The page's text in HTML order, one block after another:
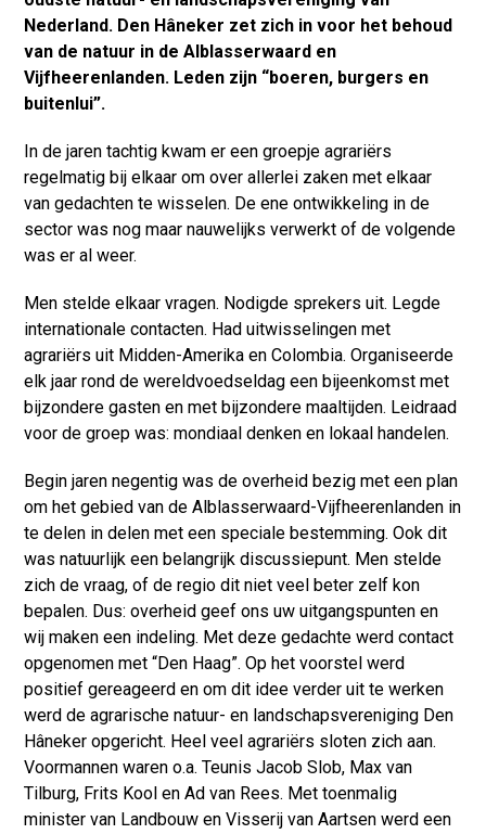
Nederland. Den Hâneker zet zich in voor het behoud
van de natuur in de Alblasserwaard en
Vijfheerenlanden. Leden zijn “boeren, burgers en
buitenlui”.
In de jaren tachtig kwam er een groepje agrariërs
regelmatig bij elkaar om over allerlei zaken met elkaar
van gedachten te wisselen. De ene ontwikkeling in de
sector was nog maar nauwelijks verwerkt of de volgende
was er al weer.
Men stelde elkaar vragen. Nodigde sprekers uit. Legde
internationale contacten. Had uitwisselingen met
agrariërs uit Midden-Amerika en Colombia. Organiseerde
elk jaar rond de wereldvoedseldag een bijeenkomst met
bijzondere gasten en met bijzondere maaltijden. Leidraad
voor de groep was: mondiaal denken en lokaal handelen.
Begin jaren negentig was de overheid bezig met een plan
om het gebied van de Alblasserwaard-Vijfheerenlanden in
te delen in delen met een speciale bestemming. Ook dit
was natuurlijk een belangrijk discussiepunt. Men stelde
zich de vraag, of de regio dit niet veel beter zelf kon
bepalen. Dus: overheid geef ons uw uitgangspunten en
wij maken een indeling. Met deze gedachte werd contact
opgenomen met “Den Haag”. Op het voorstel werd
positief gereageerd en om dit idee verder uit te werken
werd de agrarische natuur- en landschapsvereniging Den
Hâneker opgericht. Heel veel agrariërs sloten zich aan.
Voormannen waren o.a. Teunis Jacob Slob, Max van
Tilburg, Frits Kool en Ad van Rees. Met toenmalig
minister van Landbouw en Visserij van Aartsen werd een